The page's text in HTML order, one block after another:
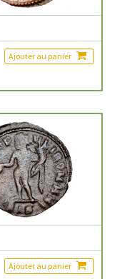
Ajouter au panier
Ajouter au panier